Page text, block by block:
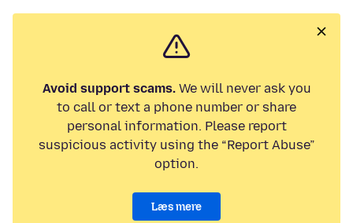
Avoid support scams.We will never ask you
to call or text a phone number or share
personal information. Please report
suspicious activity using the “Report Abuse”
option.
Læs mere